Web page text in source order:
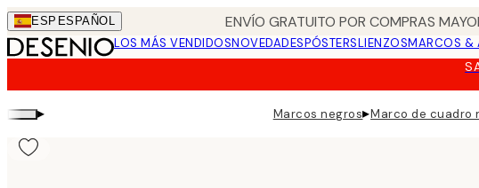
Skip
to
main
ESP ESPAÑOL ENVÍO GRATUITO POR COMPRAS
LOS MÁS VENDIDOSNOVEDADESPÓSTERSLIENZOSMARCOS &
▸ Marcos negros▸Marco de cuadro